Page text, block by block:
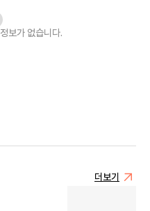
정보가 없습니다.
더보기